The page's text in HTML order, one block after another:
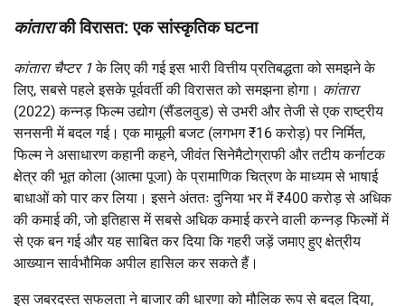
कांताराकी विरासत: एक सांस्कृतिक घटना
कांतारा चैप्टर 1के लिए की गई इस भारी वित्तीय प्रतिबद्धता को समझने के
लिए, सबसे पहले इसके पूर्ववर्ती की विरासत को समझना होगा। कांतारा
(2022) कन्नड़ फिल्म उद्योग (सैंडलवुड) से उभरी और तेजी से एक राष्ट्रीय
सनसनी में बदल गई। एक मामूली बजट (लगभग ₹16 करोड़) पर निर्मित,
फिल्म ने असाधारण कहानी कहने, जीवंत सिनेमैटोग्राफी और तटीय कर्नाटक
क्षेत्र की भूत कोला (आत्मा पूजा) के प्रामाणिक चित्रण के माध्यम से भाषाई
बाधाओं को पार कर लिया। इसने अंततः दुनिया भर में ₹400 करोड़ से अधिक
की कमाई की, जो इतिहास में सबसे अधिक कमाई करने वाली कन्नड़ फिल्मों में
से एक बन गई और यह साबित कर दिया कि गहरी जड़ें जमाए हुए क्षेत्रीय
आख्यान सार्वभौमिक अपील हासिल कर सकते हैं।
इस जबरदस्त सफलता ने बाजार की धारणा को मौलिक रूप से बदल दिया,